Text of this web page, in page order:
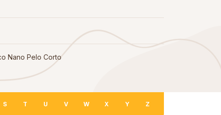
Nano Pelo Corto
S T U V W X Y Z